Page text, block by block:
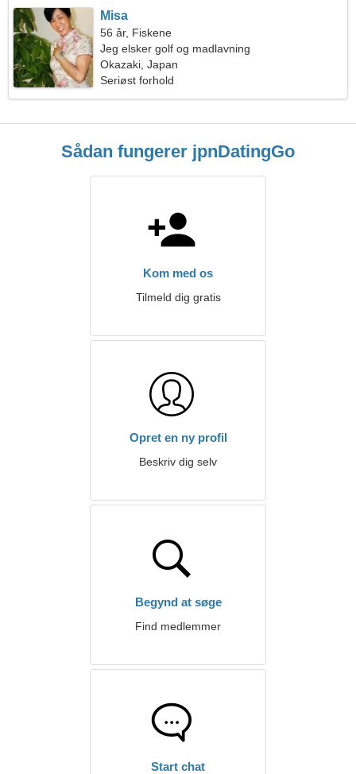
Misa
56 år, Fiskene
Jeg elsker golf og madlavning
Okazaki, Japan
Seriøst forhold
Sådan fungerer jpnDatingGo
Kom med os
Tilmeld dig gratis
Opret en ny profil
Beskriv dig selv
Begynd at søge
Find medlemmer
Start chat